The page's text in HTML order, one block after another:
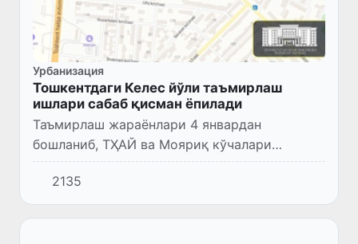
Урбанизация
Тошкентдаги Келес йўли таъмирлаш
ишлари сабаб қисман ёпилади
Таъмирлаш жараёнлари 4 январдан
бошланиб, ТҲАЙ ва Мояриқ кўчалари
оралиғини ўз ичига олади.
2135